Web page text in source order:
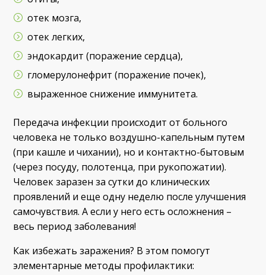
отек мозга,
отек легких,
эндокардит (поражение сердца),
гломерулонефрит (поражение почек),
выраженное снижение иммунитета.
Передача инфекции происходит от больного
человека не только воздушно-капельным путем
(при кашле и чихании), но и контактно-бытовым
(через посуду, полотенца, при рукопожатии).
Человек заразен за сутки до клинических
проявлений и еще одну неделю после улучшения
самочувствия. А если у него есть осложнения –
весь период заболевания!
Как избежать заражения? В этом помогут
элементарные методы профилактики: